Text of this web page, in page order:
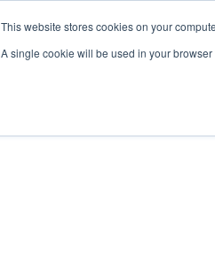
This website stores cookies on your
A single cookie will be used in your